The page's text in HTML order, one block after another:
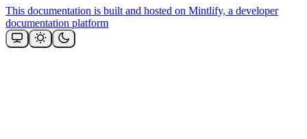
This documentation is built and hosted on Mintlify, a developer
documentation platform